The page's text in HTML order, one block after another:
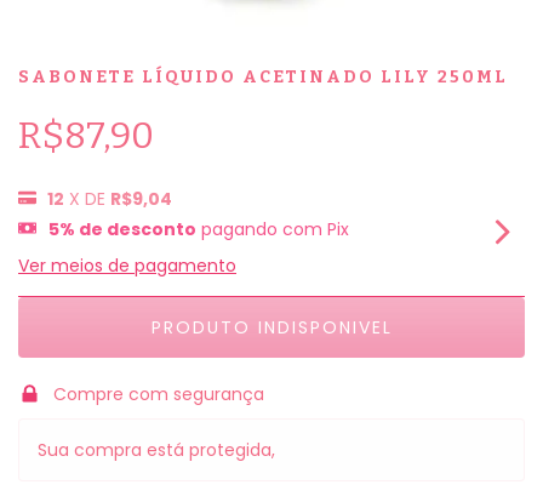
SABONETE LÍQUIDO ACETINADO LILY 250ML
R$87,90
12 X DE R$9,04
5% de desconto pagando com Pix
Ver meios de pagamento
Compre com segurança
Sua compra está protegida,